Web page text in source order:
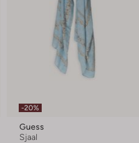
-20%
Guess
Sjaal